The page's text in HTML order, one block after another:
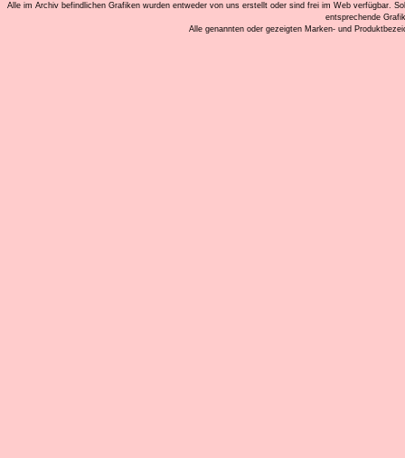
Alle im Archiv befindlichen Grafiken wurden entweder von uns erstellt oder sind frei im Web verfügbar.
entsprechende
Alle genannten oder gezeigten Marken- und